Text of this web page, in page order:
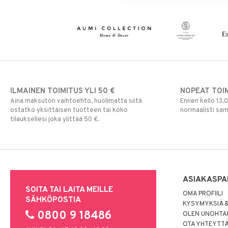
ILMAINEN TOIMITUS YLI 50 €
Aina maksuton vaihtoehto, huolimatta siitä
ostatko yksittäisen tuotteen tai koko
tilauksellesi joka ylittää 50 €.
NOPEAT
Ennen kello
normaalisti
SOITA TAI LAITA MEILLE
SÄHKÖPOSTIA
0800 9 18486
OMA PROFIILI
KYSYMYKSIÄ
OLEN
OTA